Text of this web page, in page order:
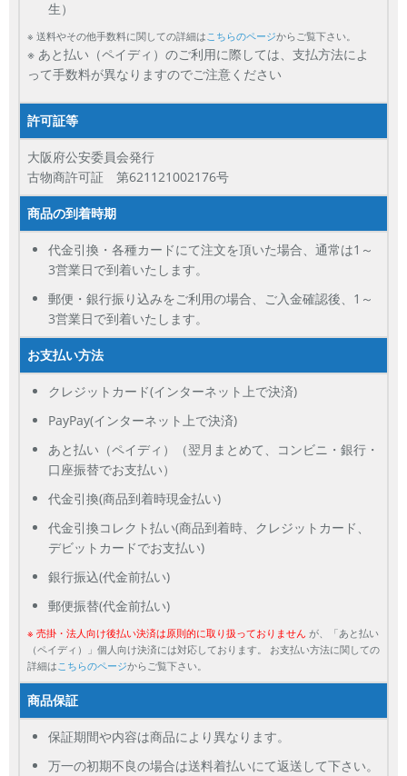
生）
※ 送料やその他手数料に関しての詳細はこちらのページからご覧下さい。
※ あと払い（ペイディ）のご利用に際しては、支払方法によ
って手数料が異なりますのでご注意ください
許可証等
大阪府公安委員会発行
古物商許可証 第621121002176号
商品の到着時期
代金引換・各種カードにて注文を頂いた場合、通常は1～
3営業日で到着いたします。
郵便・銀行振り込みをご利用の場合、ご入金確認後、1～
3営業日で到着いたします。
お支払い方法
クレジットカード(インターネット上で決済)
PayPay(インターネット上で決済)
あと払い（ペイディ）（翌月まとめて、コンビニ・銀行・
口座振替でお支払い）
代金引換(商品到着時現金払い)
代金引換コレクト払い(商品到着時、クレジットカード、
デビットカードでお支払い)
銀行振込(代金前払い)
郵便振替(代金前払い)
※ 売掛・法人向け後払い決済は原則的に取り扱っておりません が、「あと払い
（ペイディ）」個人向け決済には対応しております。 お支払い方法に関しての
詳細はこちらのページからご覧下さい。
商品保証
保証期間や内容は商品により異なります。
万一の初期不良の場合は送料着払いにて返送して下さい。
発売日
年
各項目のチェックボックスは「or検索」となります。
ただし機能別のみ「and検索」となります。